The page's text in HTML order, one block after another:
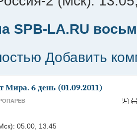
SPB-LA.RU
Добавить
6 день (01.09.2011)
05.00, 13.45